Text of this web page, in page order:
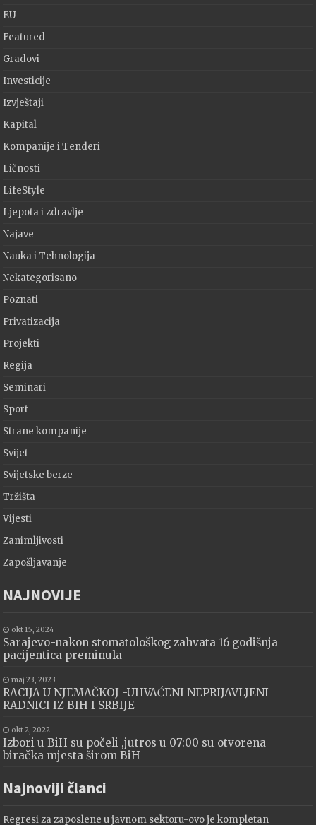
EU
Featured
Gradovi
Investicije
Izvještaji
Kapital
Kompanije i Tenderi
Ličnosti
LifeStyle
Ljepota i zdravlje
Najave
Nauka i Tehnologija
Nekategorisano
Poznati
Privatizacija
Projekti
Regija
Seminari
Sport
Strane kompanije
Svijet
Svijetske berze
Tržišta
Vijesti
Zanimljivosti
Zapošljavanje
NAJNOVIJE
okt 15, 2024
Sarajevo-nakon stomatološkog zahvata 16 godišnja
pacijentica preminula
maj 23, 2023
RACIJA U NJEMAČKOJ -UHVAĆENI NEPRIJAVLJENI
RADNICI IZ BIH I SRBIJE
okt 2, 2022
Izbori u BiH su počeli ,jutros u 07:00 su otvorena
biračka mjesta širom BiH
Najnoviji članci
Regresi za zaposlene u javnom sektoru-ovo je kompletan